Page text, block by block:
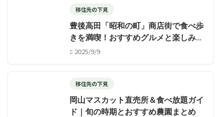
移住先の下見
豊後高田「昭和の町」商店街で食べ歩
きを満喫！おすすめグルメと楽しみ方
ガイド【2025年】
2025/9/9
移住先の下見
岡山マスカット直売所＆食べ放題ガイ
ド｜旬の時期とおすすめ農園まとめ